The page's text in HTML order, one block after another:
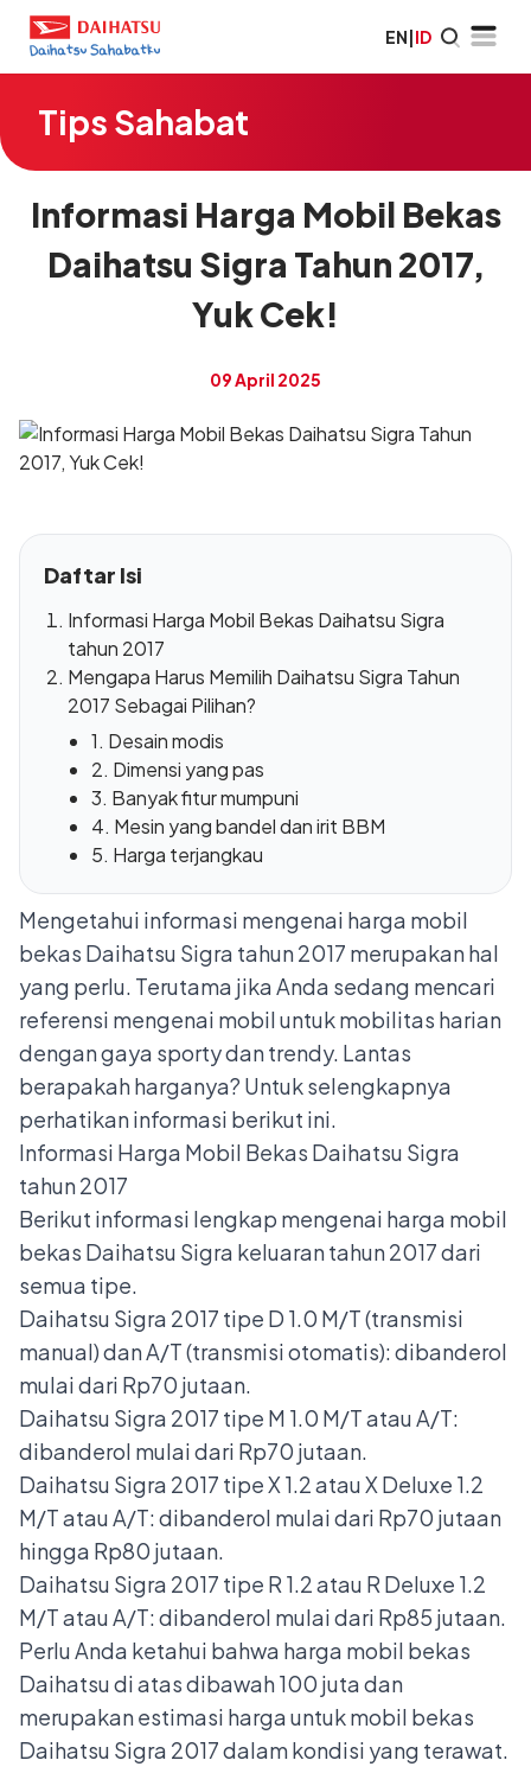
EN|ID
Tips Sahabat
Informasi Harga Mobil Bekas
Daihatsu Sigra Tahun 2017,
Yuk Cek!
09 April 2025
Daftar Isi
Informasi Harga Mobil Bekas Daihatsu Sigra
tahun 2017
Mengapa Harus Memilih Daihatsu Sigra Tahun
2017 Sebagai Pilihan?
1. Desain modis
2. Dimensi yang pas
3. Banyak fitur mumpuni
4. Mesin yang bandel dan irit BBM
5. Harga terjangkau
Mengetahui informasi mengenai harga mobil
bekas Daihatsu Sigra tahun 2017 merupakan hal
yang perlu. Terutama jika Anda sedang mencari
referensi mengenai mobil untuk mobilitas harian
dengan gaya sporty dan trendy. Lantas
berapakah harganya? Untuk selengkapnya
perhatikan informasi berikut ini.
Informasi Harga Mobil Bekas Daihatsu Sigra
tahun 2017
Berikut informasi lengkap mengenai harga mobil
bekas Daihatsu Sigra keluaran tahun 2017 dari
semua tipe.
Daihatsu Sigra 2017 tipe D 1.0 M/T (transmisi
manual) dan A/T (transmisi otomatis): dibanderol
mulai dari Rp70 jutaan.
Daihatsu Sigra 2017 tipe M 1.0 M/T atau A/T:
dibanderol mulai dari Rp70 jutaan.
Daihatsu Sigra 2017 tipe X 1.2 atau X Deluxe 1.2
M/T atau A/T: dibanderol mulai dari Rp70 jutaan
hingga Rp80 jutaan.
Daihatsu Sigra 2017 tipe R 1.2 atau R Deluxe 1.2
M/T atau A/T: dibanderol mulai dari Rp85 jutaan.
Perlu Anda ketahui bahwa harga mobil bekas
Daihatsu di atas dibawah 100 jutadan
merupakan estimasi harga untuk mobil bekas
Daihatsu Sigra 2017 dalam kondisi yang terawat.